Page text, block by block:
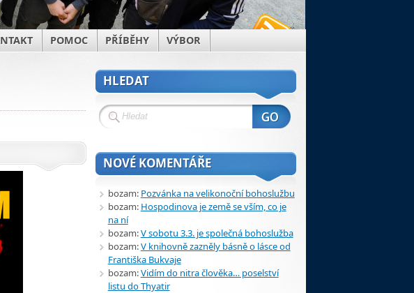
POMOC PŘÍBĚHY VÝBOR
HLEDAT
NOVÉ KOMENTÁŘE
bozam: Pozvánka na velikonoční bohoslužbu
bozam: Hospodinova je země se vším, co je
na ní
bozam:V sobotu 3.3. je společná bohoslužba
bozam:V knihovně zazněly básně o lásce od
Františka Bukvaje
bozam:Vidím do nitra člověka… poselství
listu do Thyatir